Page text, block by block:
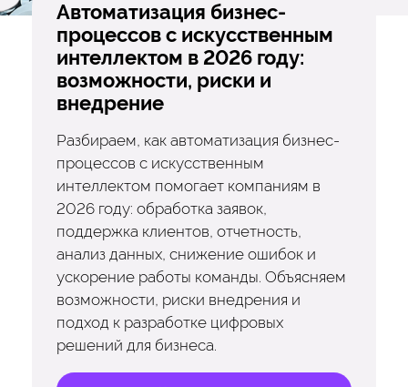
Автоматизация бизнес-
процессов с искусственным
интеллектом в 2026 году:
возможности, риски и
внедрение
Разбираем, как автоматизация бизнес-
процессов с искусственным
интеллектом помогает компаниям в
2026 году: обработка заявок,
поддержка клиентов, отчетность,
анализ данных, снижение ошибок и
ускорение работы команды. Объясняем
возможности, риски внедрения и
подход к разработке цифровых
решений для бизнеса.